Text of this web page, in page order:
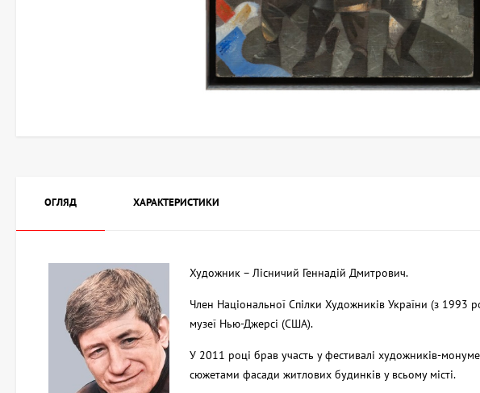
ОГЛЯД ХАРАКТЕРИСТИКИ
Художник – Лісничий Геннадій Дмитрович.
Член Національної Спілки Художників України (з 1993
музеї Нью-Джерсі (США).
У 2011 році брав участь у фестивалі художників-
сюжетами фасади житлових будинків у всьому місті.